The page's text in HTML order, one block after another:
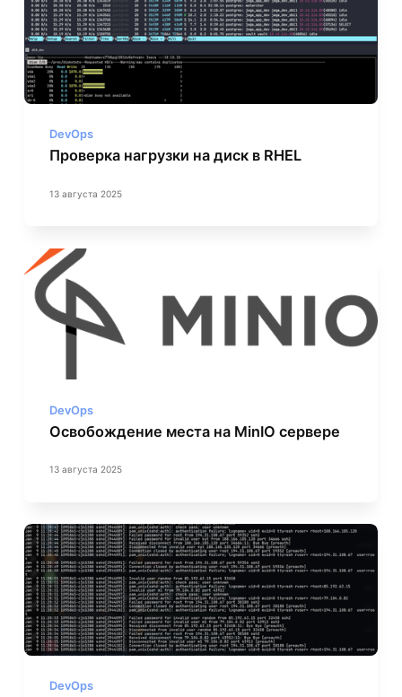
DevOps
Проверка нагрузки на диск в RHEL
13 августа 2025
DevOps
Освобождение места на MinIO сервере
13 августа 2025
DevOps